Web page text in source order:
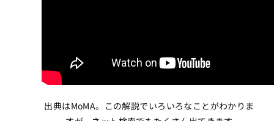
出典はMoMA。この解説でいろいろなことがわかりま